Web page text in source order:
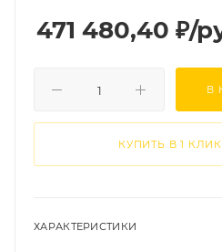
471 480,40 ₽/
В
КУПИТЬ В 1 КЛИК
ХАРАКТЕРИСТИКИ